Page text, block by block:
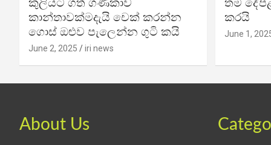
කුලියට ගත් ගණිකාව
කාන්තාවක්මදැයි චෙක් කරන්න
ගොස් ඔළුව පැලෙන්න ගුටි කයි
June 2, 2025 iri news
තම
කරයි
June 1,
About Us